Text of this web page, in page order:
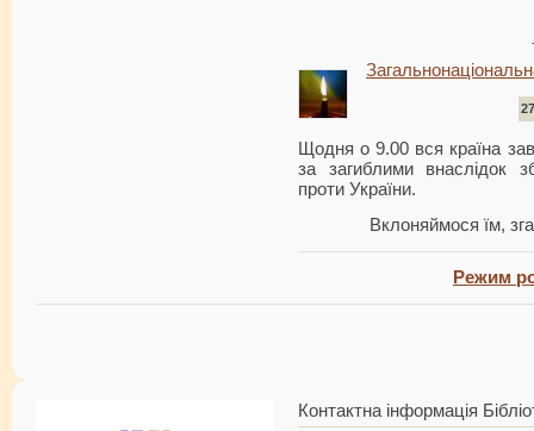
Щодня о 9.00 вся країна
за загиблими внаслідок
проти України.
Вклоняймося їм,
Режим
Контактна інформація